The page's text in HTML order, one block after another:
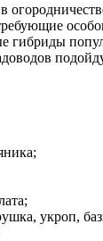
гибриды
укроп,